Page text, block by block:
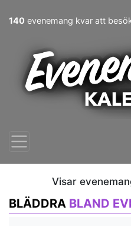
140 evenemang kvar att
Visar
BLÄDDRA BLAND